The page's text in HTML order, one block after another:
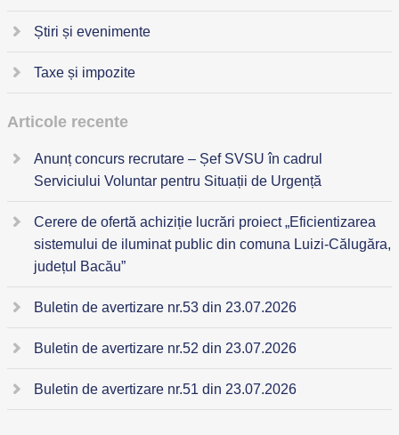
Știri și evenimente
Taxe și impozite
Articole recente
Anunț concurs recrutare – Șef SVSU în cadrul
Serviciului Voluntar pentru Situații de Urgență
Cerere de ofertă achiziție lucrări proiect „Eficientizarea
sistemului de iluminat public din comuna Luizi-Călugăra,
județul Bacău”
Buletin de avertizare nr.53 din 23.07.2026
Buletin de avertizare nr.52 din 23.07.2026
Buletin de avertizare nr.51 din 23.07.2026